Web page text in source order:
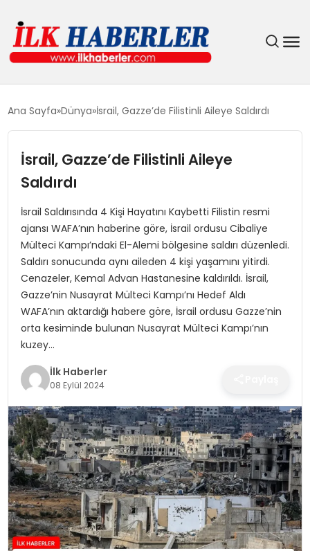
EKONOMI
GÜNDEM
MAGAZIN
SIYASET
SPOR
YAŞAM
Ana Sayfa Dünya İsrail, Gazze’de Filistinli Aileye Saldırdı
İsrail, Gazze’de Filistinli Aileye
Saldırdı
İsrail Saldırısında 4 Kişi Hayatını Kaybetti Filistin resmi
ajansı WAFA’nın haberine göre, İsrail ordusu Cibaliye
Mülteci Kampı’ndaki El-Alemi bölgesine saldırı düzenledi.
Saldırı sonucunda aynı aileden 4 kişi yaşamını yitirdi.
Cenazeler, Kemal Advan Hastanesine kaldırıldı. İsrail,
Gazze’nin Nusayrat Mülteci Kampı’nı Hedef Aldı
WAFA’nın aktardığı habere göre, İsrail ordusu Gazze’nin
orta kesiminde bulunan Nusayrat Mülteci Kampı’nın
kuzey…
İlk Haberler
08 Eylül 2024